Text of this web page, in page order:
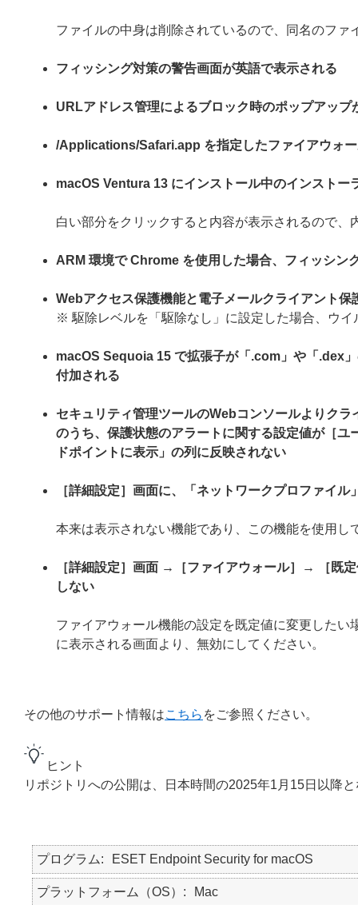
ファイルの中身は削除されているので、同名のファ
フィッシング対策の警告画面が英語で表示される
URLアドレス管理によるブロック時のポップアップ
/Applications/Safari.app を指定したファイアウォ
macOS Ventura 13 にインストール中のインスト
白い部分をクリックすると内容が表示されるので
ARM 環境で Chrome を使用した場合、フィッシン
Webアクセス保護機能と電子メールクライアント
※ 駆除レベルを「駆除なし」に設定した場合、ウ
macOS Sequoia 15 で拡張子が「.com」や「.dex
付加される
セキュリティ管理ツールのWebコンソールよりク
のうち、保護状態のアラートに関する設定値が［
ドポイントに表示」の列に反映されない
［詳細設定］画面に、「ネットワークプロファイル
本来は表示されない機能であり、この機能を使用
［詳細設定］画面 →［ファイアウォール］→ ［既
しない
ファイアウォール機能の設定を既定値に変更した
に表示される画面より、無効にしてください。
その他のサポート情報はこちら をご参照ください。
ヒント
リポジトリへの公開は、日本時間の2025年1月15日以降
プログラム ESET Endpoint Security for macOS
プラットフォーム（OS） Mac